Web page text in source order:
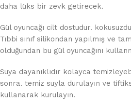
daha lüks bir zevk getirecek.
Gül oyuncağı cilt dostudur.
Tıbbi sınıf silikondan yapılmış ve
olduğundan bu gül oyuncağını
Suya dayanıklıdır kolayca
sonra. temiz suyla durulayın ve
kullanarak kurulayın.